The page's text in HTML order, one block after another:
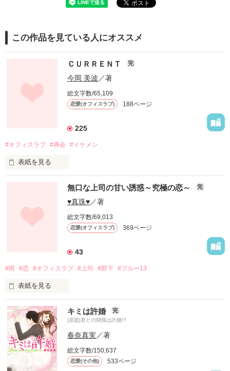
この作品を見ている人にオススメ
ＣＵＲＲＥＮＴ 完
今岡 美波 ／著
総文字数/65,109
恋愛(オフィスラブ) 188ページ
225
#オフィスラブ #再会 #イケメン
表紙を見る
今になって再会するとは思わなかった
忘れていた記憶が甦る
「覚悟しとけよ？
あの時のこと、なかったことにはしねぇから」
そんなの、私は知りませんっ！
無口な上司の甘い誘惑～究極の恋～ 完
♥真珠♥／著
総文字数/69,013
恋愛(オフィスラブ) 369ページ
43
#雨 #恋 #オフィスラブ #上司 #部下 #ブルー13
表紙を見る
竹内　愛奈（２４）
どしゃ降りの雨の中、
最愛の彼氏から、
別れを告げられた。
キミは許婚 完
[原題]君との関係は許婚!?
春奈真実／著
総文字数/150,637
恋愛(その他) 533ページ